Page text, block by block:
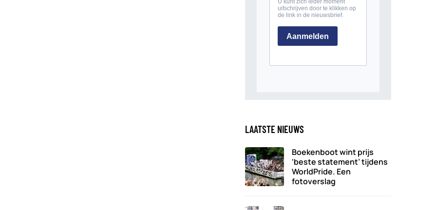
LAATSTE NIEUWS
Boekenboot wint prijs
‘beste statement’ tijdens
WorldPride. Een
fotoverslag